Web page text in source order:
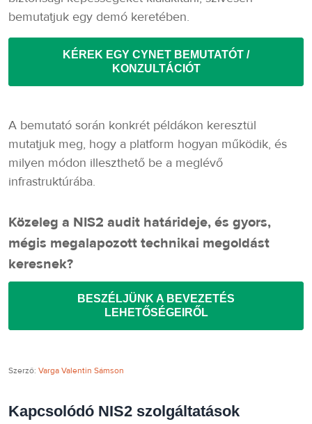
bemutatjuk egy demó keretében.
KÉREK EGY CYNET BEMUTATÓT /
KONZULTÁCIÓT
A bemutató során konkrét példákon keresztül
mutatjuk meg, hogy a platform hogyan működik, és
milyen módon illeszthető be a meglévő
infrastruktúrába.
Közeleg a NIS2 audit határideje, és gyors,
mégis megalapozott technikai megoldást
keresnek?
BESZÉLJÜNK A BEVEZETÉS
LEHETŐSÉGEIRŐL
Szerző: Varga Valentin Sámson
Kapcsolódó NIS2 szolgáltatások